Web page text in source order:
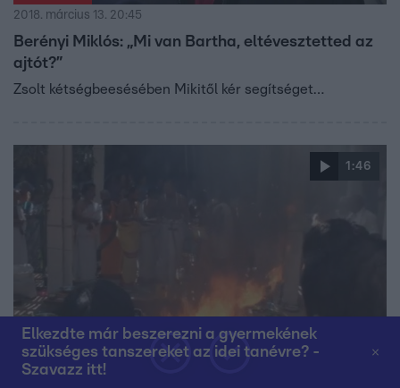
Elkezdte már beszerezni a gyermekének
szükséges tanszereket az idei tanévre? -
Szavazz itt!
2018. március 13. 20:45
Berényi Miklós: „Mi van Bartha, eltévesztetted az
ajtót?”
Zsolt kétségbeesésében Mikitől kér segítséget…
1:46
Híradó
2018. március 8. 17:08